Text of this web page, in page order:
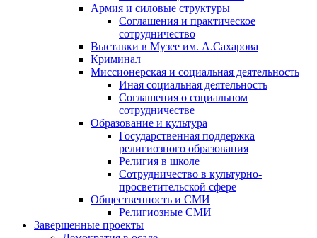
Армия и силовые структуры
Соглашения и практическое
сотрудничество
Выставки в Музее им. А.Сахарова
Криминал
Миссионерская и социальная деятельность
Иная социальная деятельность
Соглашения о социальном
сотрудничестве
Образование и культура
Государственная поддержка
религиозного образования
Религия в школе
Сотрудничество в культурно-
просветительской сфере
Общественность и СМИ
Религиозные СМИ
Завершенные проекты